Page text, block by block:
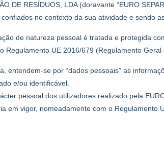
DE RESÍDUOS, LDA (doravante “EURO
no contexto da sua atividade e sendo
de natureza pessoal é tratada e protegida
Regulamento UE 2016/679 (Regulamento Geral
entendem-se por “dados pessoais” as
e/ou identificável.
pessoal dos utilizadores realizado pela
em vigor, nomeadamente com o Regulamento